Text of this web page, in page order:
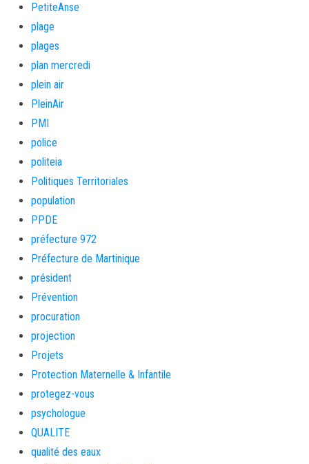
PetiteAnse
plage
plages
plan mercredi
plein air
PleinAir
PMI
police
politeia
Politiques Territoriales
population
PPDE
préfecture 972
Préfecture de Martinique
président
Prévention
procuration
projection
Projets
Protection Maternelle & Infantile
protegez-vous
psychologue
QUALITE
qualité des eaux